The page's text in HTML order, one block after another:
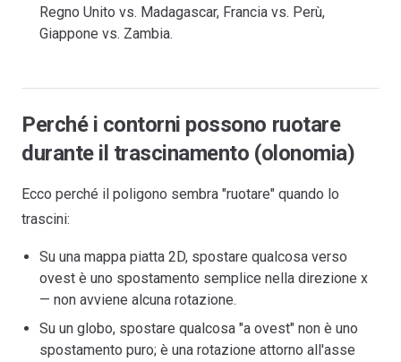
Regno Unito vs. Madagascar, Francia vs. Perù,
Giappone vs. Zambia.
Perché i contorni possono ruotare
durante il trascinamento (olonomia)
Ecco perché il poligono sembra "ruotare" quando lo
trascini:
Su una mappa piatta 2D, spostare qualcosa verso
ovest è uno spostamento semplice nella direzione x
— non avviene alcuna rotazione.
Su un globo, spostare qualcosa "a ovest" non è uno
spostamento puro; è una rotazione attorno all'asse